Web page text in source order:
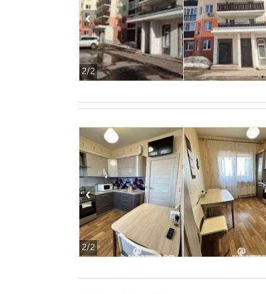
2/2
‹
2/2
‹